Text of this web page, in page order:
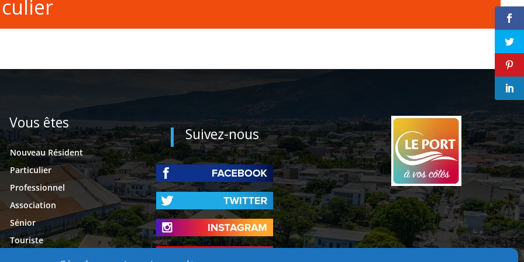
Vous êtes
Nouveau Résident
Particulier
Professionnel
Association
Sénior
Touriste
Suivez-nous